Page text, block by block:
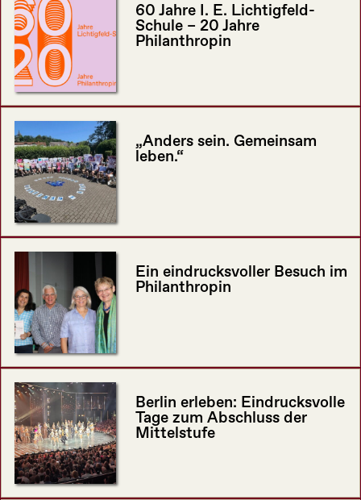
60 Jahre I. E. Lichtigfeld-
Schule – 20 Jahre
Philanthropin
„Anders sein. Gemeinsam
leben.“
Ein eindrucksvoller Besuch im
Philanthropin
Berlin erleben: Eindrucksvolle
Tage zum Abschluss der
Mittelstufe